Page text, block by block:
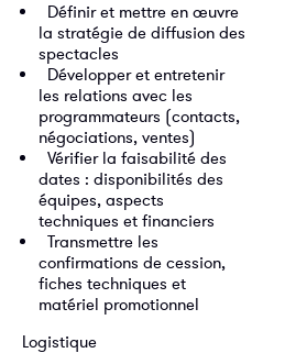
⁠ ⁠Définir et mettre en œuvre
la stratégie de diffusion des
spectacles
⁠ ⁠Développer et entretenir
les relations avec les
programmateurs (contacts,
négociations, ventes)
⁠ ⁠Vérifier la faisabilité des
dates : disponibilités des
équipes, aspects
techniques et financiers
⁠ ⁠Transmettre les
confirmations de cession,
fiches techniques et
matériel promotionnel
Logistique